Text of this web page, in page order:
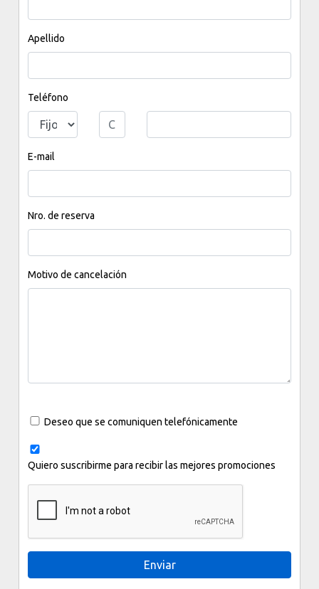
Apellido
Teléfono
E-mail
Nro. de reserva
Motivo de cancelación
Deseo que se comuniquen telefónicamente
Quiero suscribirme para recibir las mejores promociones